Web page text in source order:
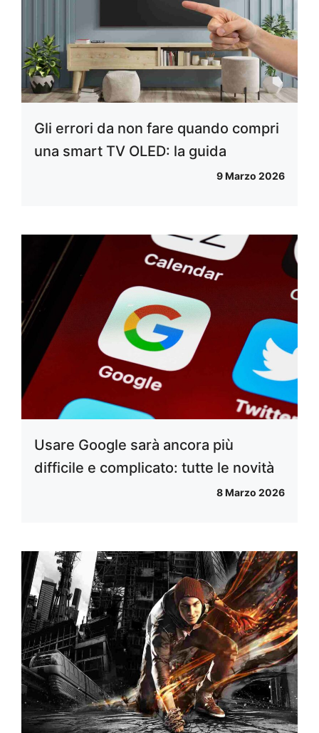
Gli errori da non fare quando compri
una smart TV OLED: la guida
9 Marzo 2026
Usare Google sarà ancora più
difficile e complicato: tutte le novità
8 Marzo 2026